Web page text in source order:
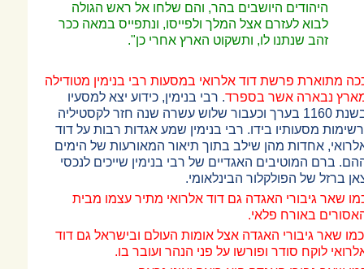
היהודים היושבים בהר, והם שלחו אל ראש הגולה
לבוא לעזרם אצל המלך ולפייסו, ונתפייס במאה ככר
זהב שנתנו לו, ותשקוט הארץ אחרי כן".
מתוארת פרשת דוד אלרואי במסעות רבי בנימין מטודילה
נבארה אשר בספרד. רבי בנימין, כידוע יצא למסעיו
בשנת 1160 בערך וכעבור שלוש עשרה שנה חזר לקסטיליה
מסעותיו בידו. רבי בנימין שמע אגדות רבות על דוד
אחדות מהן שילב בתוך תיאור המאורעות של הימים
ברם המוטיבים האגדיים של רבי בנימין שייכים לנכסי
ברזל של הפולקלור הבינלאומי.
שאר גיבורי האגדה גם דוד אלרואי מתיר עצמו מבית
באורח פלאי.
שאר גיבורי האגדה אצל אומות העולם ובישראל גם דוד
לוקח סודר ופורשו על פני הנהר ועובר בו.